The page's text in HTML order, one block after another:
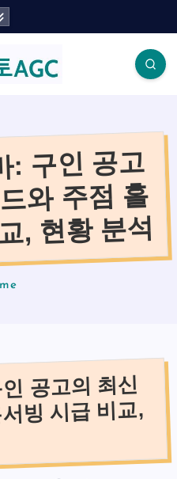
: 구인 공고
와 주점 홀
, 현황 분석
공고의 최신
빙 시급 비교,